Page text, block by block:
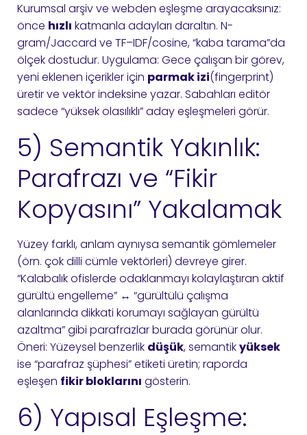
Kurumsal arşiv ve webden eşleşme arayacaksınız:
önce hızlı katmanla adayları daraltın. N-
gram/Jaccard ve TF–IDF/cosine, “kaba tarama”da
ölçek dostudur. Uygulama: Gece çalışan bir görev,
yeni eklenen içerikler için parmak izi(fingerprint)
üretir ve vektör indeksine yazar. Sabahları editör
sadece “yüksek olasılıklı” aday eşleşmeleri görür.
5) Semantik Yakınlık:
Parafrazı ve “Fikir
Kopyasını” Yakalamak
Yüzey farklı, anlam aynıysa semantik gömlemeler
(örn. çok dilli cümle vektörleri) devreye girer.
“Kalabalık ofislerde odaklanmayı kolaylaştıran aktif
gürültü engelleme” ↔ “gürültülü çalışma
alanlarında dikkati korumayı sağlayan gürültü
azaltma” gibi parafrazlar burada görünür olur.
Öneri: Yüzeysel benzerlik düşük, semantikyüksek
ise “parafraz şüphesi” etiketi üretin; raporda
eşleşen fikir bloklarını gösterin.
6) Yapısal Eşleşme: